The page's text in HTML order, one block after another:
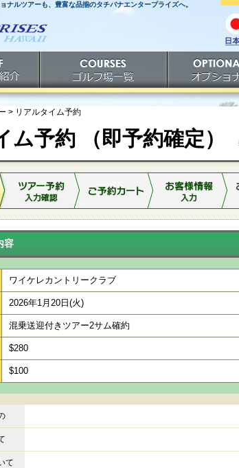
ルツアーも、豊富な品揃のタチバナエンタープライズへ。
日
語
ゴルフ場一覧 オプショナルツ
> リアルタイム予約
ム予約 （即予約確定）
容
ワイケレカントリークラブ
2026年1月20日(火)
混乗送迎付きツアー2サム確約
$280
$100
て